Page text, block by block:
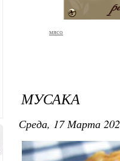
мясо
МУСАКА
Среда, 17 Марта